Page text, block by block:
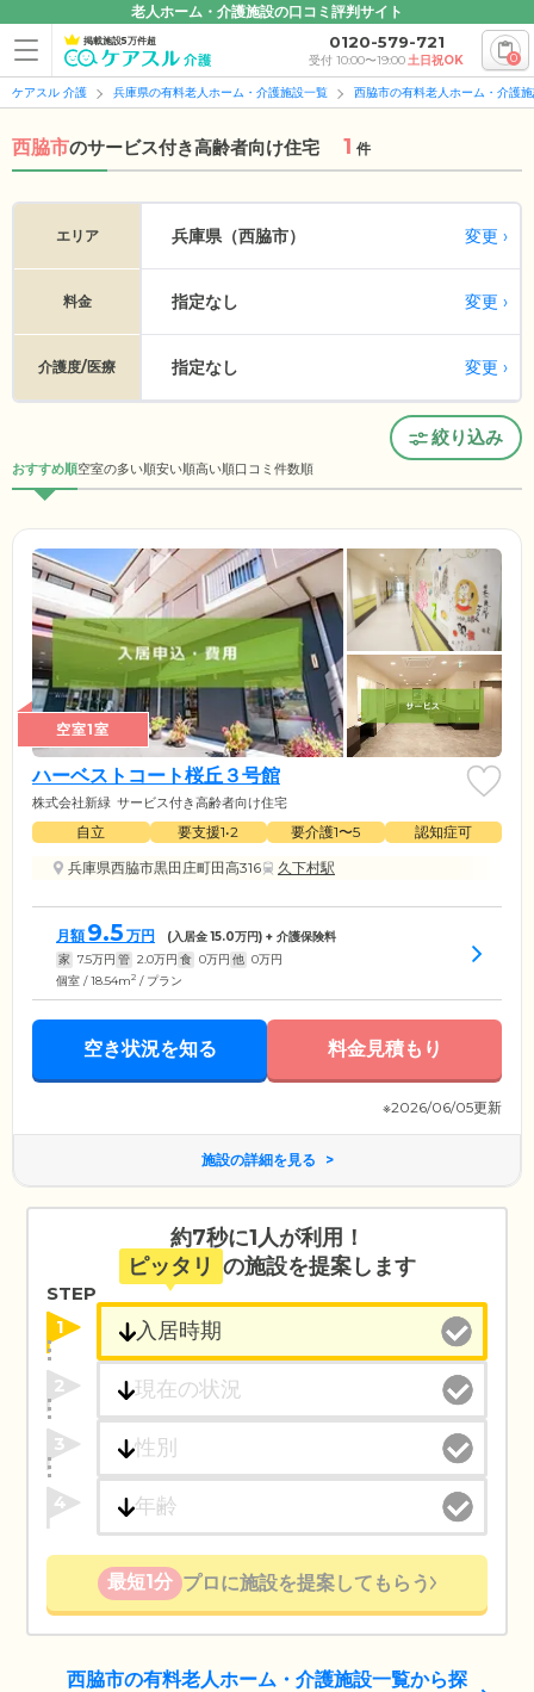
老人ホーム・介護施設の口コミ評判サイト
掲載施設5万件超 0120-579-721
受付 10:00〜19:00土日祝OK 0
ケアスル 介護 兵庫県の有料老人ホーム・介護施設一覧 西脇市の有料老人ホーム・介護
西脇市のサービス付き高齢者向け住宅 1 件
エリア 兵庫県（西脇市） 変更
料金 指定なし 変更
介護度/医療 指定なし 変更
絞り込み
おすすめ順空室の多い順安い順高い順口コミ件数順
空室1室
ハーベストコート桜丘３号館
株式会社新緑 サービス付き高齢者向け住宅
自立 要支援1•2 要介護1〜5
認知症可
兵庫県西脇市黒田庄町田高316
久下村駅
月額 9.5 万円 (入居金15.0万円) + 介護保険料
家 7.5万円 管 2.0万円 食 0万円 他 0万円
個室 / 18.54m2 / プラン
空き状況を知る 料金見積もり
※2026/06/05更新
施設の詳細を見る
約7秒に1人が利用！
ピッタリ の施設を提案します
STEP
1
2
3
4
最短1分 プロに施設を提案してもらう
西脇市の有料老人ホーム・介護施設一覧から探